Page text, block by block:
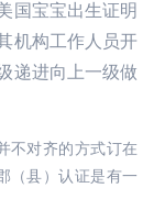
国宝宝出生证明
机构工作人员开
递进向上一级做
不对齐的方式订在
（县）认证是有一